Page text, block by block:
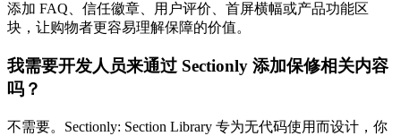
添加 FAQ、信任徽章、用户评价、首屏横幅或产品功能区
块，让购物者更容易理解保障的价值。
我需要开发人员来通过 Sectionly 添加保修相关内容
吗？
不需要。Sectionly: Section Library 专为无代码使用而设计，你